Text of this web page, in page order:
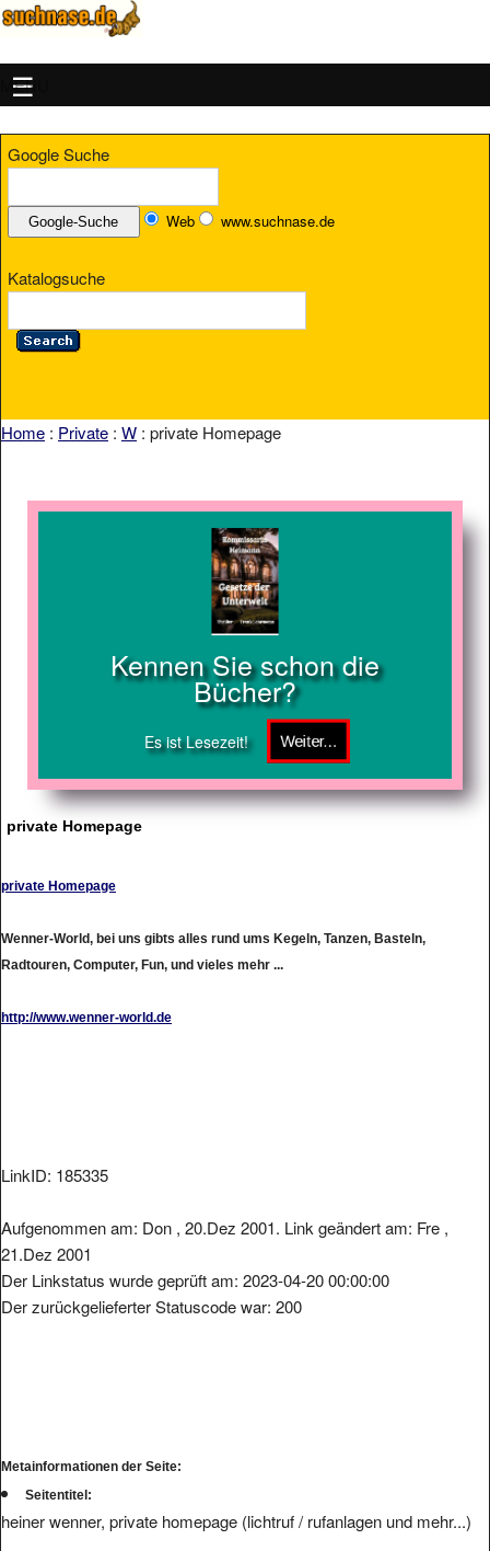
MENU
Google Suche
Web www.suchnase.de
Katalogsuche
Home : Private : W : private Homepage
Kennen Sie schon die
Bücher?
Es ist Lesezeit!
private Homepage
private Homepage
Wenner-World, bei uns gibts alles rund ums Kegeln, Tanzen, Basteln,
Radtouren, Computer, Fun, und vieles mehr ...
http://www.wenner-world.de
LinkID: 185335
Aufgenommen am: Don , 20.Dez 2001. Link geändert am: Fre ,
21.Dez 2001
Der Linkstatus wurde geprüft am: 2023-04-20 00:00:00
Der zurückgelieferter Statuscode war: 200
Metainformationen der Seite:
Seitentitel:
heiner wenner, private homepage (lichtruf / rufanlagen und mehr...)